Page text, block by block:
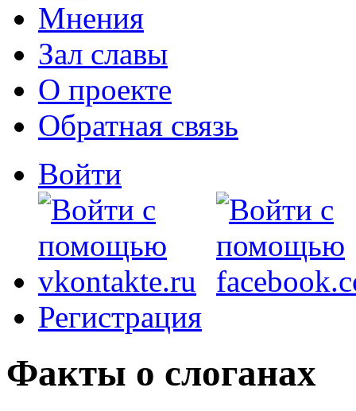
Мнения
Зал славы
О проекте
Обратная связь
Войти
Регистрация
Факты о слоганах